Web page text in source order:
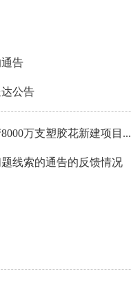
告
公告
万支塑胶花新建项目...
线索的通告的反馈情况